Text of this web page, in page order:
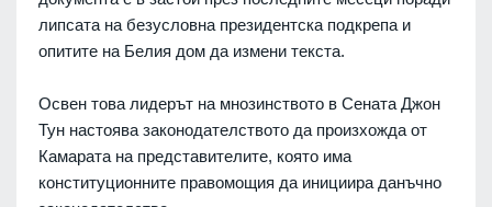
липсата на безусловна президентска подкрепа и
опитите на Белия дом да измени текста.
Освен това лидерът на мнозинството в Сената Джон
Тун настоява законодателството да произхожда от
Камарата на представителите, която има
конституционните правомощия да инициира данъчно